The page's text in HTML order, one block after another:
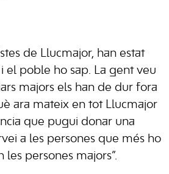
de Llucmajor, han estat
i el poble ho sap. La gent veu
majors els han de dur fora
ara mateix en tot Llucmajor
que pugui donar una
a les persones que més ho
les persones majors”.